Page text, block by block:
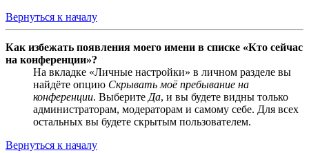
Вернуться к началу
Как избежать появления моего имени в списке «Кто сейчас
на конференции»?
На вкладке «Личные настройки» в личном разделе вы
найдёте опцию Скрывать моё пребывание на
конференции. Выберите Да, и вы будете видны только
администраторам, модераторам и самому себе. Для всех
остальных вы будете скрытым пользователем.
Вернуться к началу